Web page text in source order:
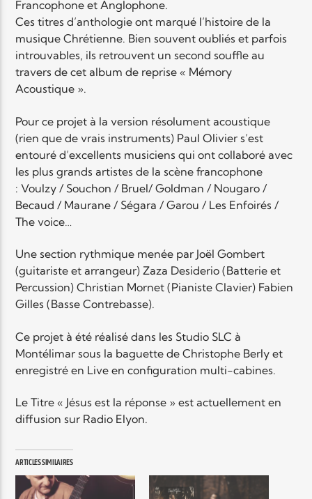
Francophone et Anglophone.
Ces titres d’anthologie ont marqué l’histoire de la
musique Chrétienne. Bien souvent oubliés et parfois
introuvables, ils retrouvent un second souffle au
travers de cet album de reprise « Mémory
Acoustique ».
Pour ce projet à la version résolument acoustique
(rien que de vrais instruments) Paul Olivier s’est
entouré d’excellents musiciens qui ont collaboré avec
les plus grands artistes de la scène francophone
: Voulzy / Souchon / Bruel/ Goldman / Nougaro /
Becaud / Maurane / Ségara / Garou / Les Enfoirés /
The voice…
Une section rythmique menée par Joël Gombert
(guitariste et arrangeur) Zaza Desiderio (Batterie et
Percussion) Christian Mornet (Pianiste Clavier) Fabien
Gilles (Basse Contrebasse).
Ce projet à été réalisé dans les Studio SLC à
Montélimar sous la baguette de Christophe Berly et
enregistré en Live en configuration multi-cabines.
Le Titre « Jésus est la réponse » est actuellement en
diffusion sur Radio Elyon.
ARTICLES SIMILAIRES